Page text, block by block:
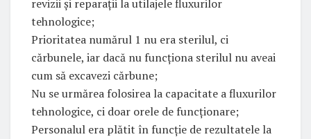
revizii și reparații la utilajele fluxurilor
tehnologice;
Prioritatea numărul 1 nu era sterilul, ci
cărbunele, iar dacă nu funcționa sterilul nu aveai
cum să excavezi cărbune;
Nu se urmărea folosirea la capacitate a fluxurilor
tehnologice, ci doar orele de funcționare;
Personalul era plătit în funcție de rezultatele la